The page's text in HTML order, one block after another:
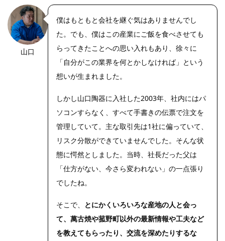
https://riseph
山口
僕はもともと会社を継ぐ気はありませんでし
た。でも、僕はこの産業にご飯を食べさせても
らってきたことへの思い入れもあり、徐々に
「自分がこの業界を何とかしなければ」という
想いが生まれました。
しかし山口陶器に入社した2003年、社内にはパ
ソコンすらなく、すべて手書きの伝票で注文を
管理していて。主な取引先は1社に偏っていて、
リスク分散ができていませんでした。そんな状
態に愕然としました。当時、社長だった父は
「仕方がない、今さら変われない」の一点張り
でしたね。
そこで、
とにかくいろいろな産地の人と会っ
て、萬古焼や菰野町以外の最新情報や工夫など
を教えてもらったり、交流を深めたりするな